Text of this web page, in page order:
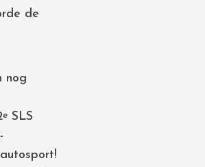
de
nog
eSLS